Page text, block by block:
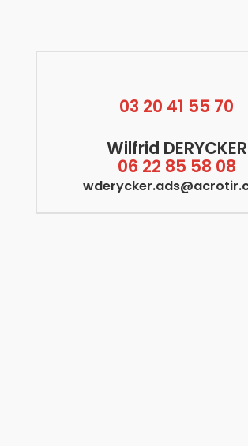
03 20 41 55 70
Wilfrid DERYCKER
06 22 85 58 08